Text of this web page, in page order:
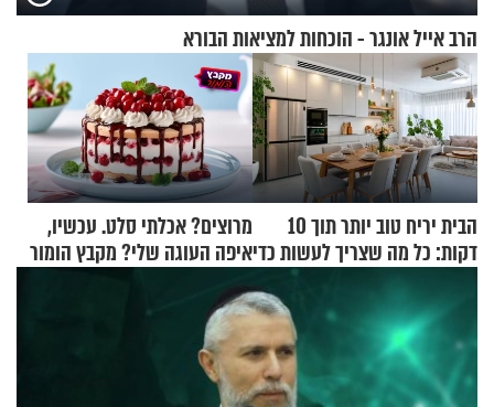
הרב אייל אונגר - הוכחות למציאות הבורא
הבית יריח טוב יותר תוך 10
דקות: כל מה שצריך לעשות כדי
לרענן את הבית
מרוצים? אכלתי סלט. עכשיו,
איפה העוגה שלי? מקבץ הומור
כייפי מספר 1